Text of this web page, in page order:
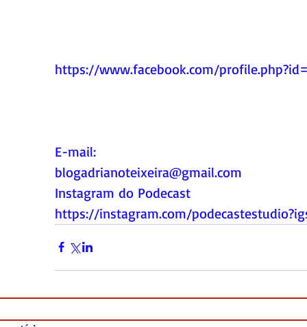
https://www.facebook.com/
E-mail:
blogadrianoteixeira@gmail.com
Instagram do Podecast
https://instagram.com/